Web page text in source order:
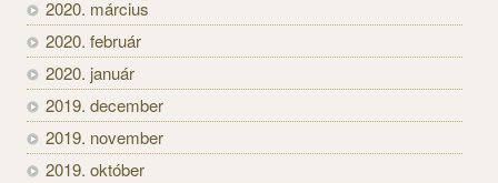
2020. március
2020. február
2020. január
2019. december
2019. november
2019. október